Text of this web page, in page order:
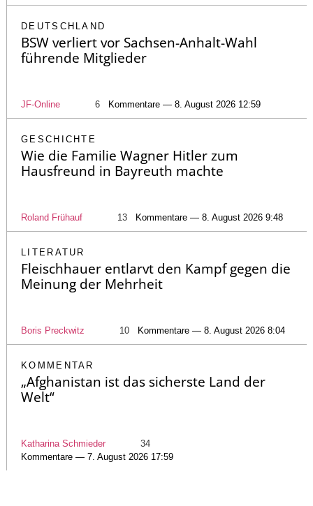
DEUTSCHLAND
BSW verliert vor Sachsen-Anhalt-Wahl
führende Mitglieder
JF-Online 6 Kommentare — 8. August 2026 12:59
GESCHICHTE
Wie die Familie Wagner Hitler zum
Hausfreund in Bayreuth machte
Roland Frühauf 13 Kommentare — 8. August 2026 9:48
LITERATUR
Fleischhauer entlarvt den Kampf gegen die
Meinung der Mehrheit
Boris Preckwitz 10 Kommentare — 8. August 2026 8:04
KOMMENTAR
„Afghanistan ist das sicherste Land der
Welt“
Katharina Schmieder
34
Kommentare — 7. August 2026 17:59